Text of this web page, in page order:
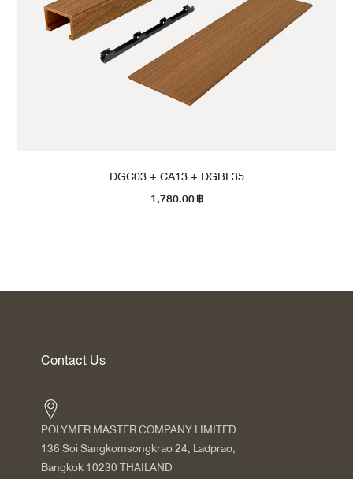
DGC03 + CA13 + DGBL35
1,780.00฿
Contact Us
POLYMER MASTER COMPANY LIMITED
136 Soi Sangkomsongkrao 24, Ladprao,
Bangkok 10230 THAILAND